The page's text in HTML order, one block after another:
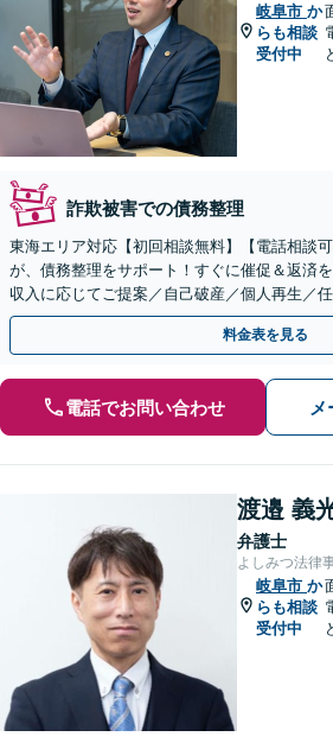
岐阜市 か
らも相談
受付中
詐欺被害での債務整理
東海エリア対応【初回相談無料】【電話相談
が、債務整理をサポート！すぐに催促＆返済
収入に応じてご提案／自己破産／個人再生／
関するご相談も可能【完全個室】【メール予
料金表を見る
電話でお問い合わせ
渡邉 義
弁護士
よしみつ法律
岐阜市 か
らも相談
受付中